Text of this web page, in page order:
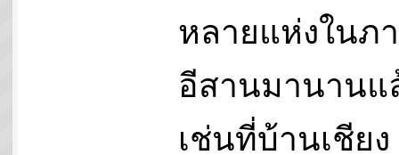
หลายแห่งในภ
อีสานมานานแ
เช่นที่บ้านเชีย